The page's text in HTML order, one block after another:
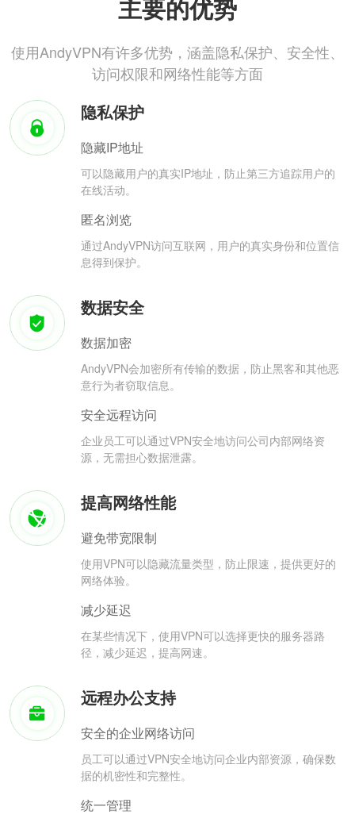
主要的优势
使用AndyVPN有许多优势，涵盖隐私保护、安全性、
访问权限和网络性能等方面
隐私保护
隐藏IP地址
可以隐藏用户的真实IP地址，防止第三方追踪用户的
在线活动。
匿名浏览
通过AndyVPN访问互联网，用户的真实身份和位置信
息得到保护。
数据安全
数据加密
AndyVPN会加密所有传输的数据，防止黑客和其他恶
意行为者窃取信息。
安全远程访问
企业员工可以通过VPN安全地访问公司内部网络资
源，无需担心数据泄露。
提高网络性能
避免带宽限制
使用VPN可以隐藏流量类型，防止限速，提供更好的
网络体验。
减少延迟
在某些情况下，使用VPN可以选择更快的服务器路
径，减少延迟，提高网速。
远程办公支持
安全的企业网络访问
员工可以通过VPN安全地访问企业内部资源，确保数
据的机密性和完整性。
统一管理